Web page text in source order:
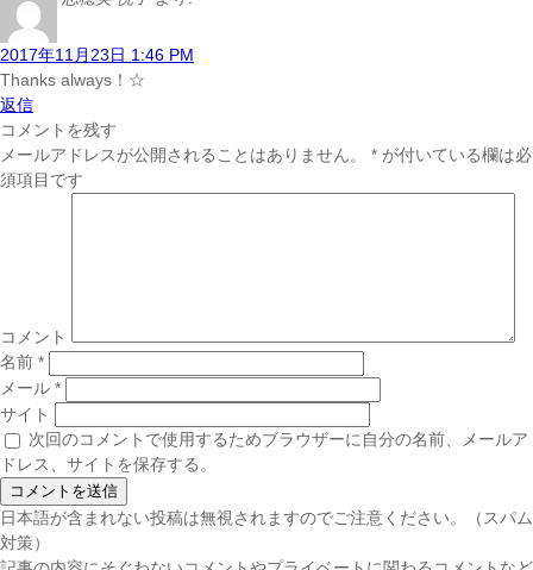
2017年11月23日 1:46 PM
Thanks always！☆
返信
コメントを残す
メールアドレスが公開されることはありません。
* が付いている欄は必
須項目です
コメント
名前 *
メール *
サイト
次回のコメントで使用するためブラウザーに自分の名前、メールア
ドレス、サイトを保存する。
日本語が含まれない投稿は無視されますのでご注意ください。（スパム
対策）